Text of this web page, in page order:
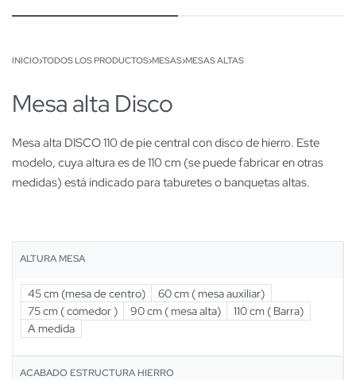
INICIO›TODOS LOS PRODUCTOS›MESAS›MESAS ALTAS
Mesa alta Disco
Mesa alta DISCO 110 de pie central con disco de hierro. Este
modelo, cuya altura es de 110 cm (se puede fabricar en otras
medidas) está indicado para taburetes o banquetas altas.
ALTURA MESA
45 cm (mesa de centro)
60 cm ( mesa auxiliar)
75 cm ( comedor )
90 cm ( mesa alta)
110 cm ( Barra)
A medida
ACABADO ESTRUCTURA HIERRO